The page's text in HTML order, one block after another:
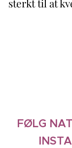
sterkt til at
FØLG